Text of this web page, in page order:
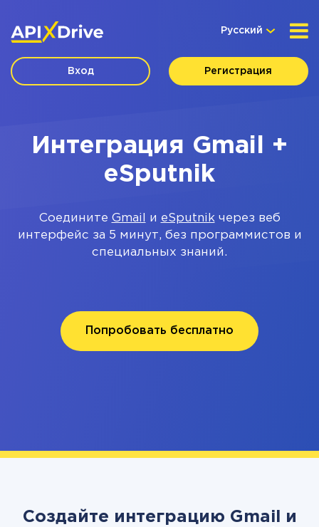
Русский
Вход Регистрация
Интеграция Gmail +
eSputnik
Соедините Gmail и eSputnikчерез веб
интерфейс за 5 минут, без программистов и
специальных знаний.
Попробовать бесплатно
Создайте интеграцию Gmail и